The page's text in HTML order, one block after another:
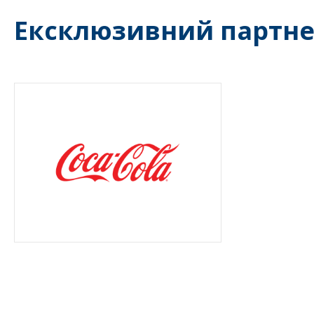
Ексклюзивний